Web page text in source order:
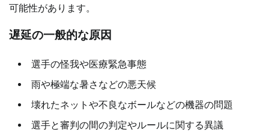
可能性があります。
遅延の一般的な原因
選手の怪我や医療緊急事態
雨や極端な暑さなどの悪天候
壊れたネットや不良なボールなどの機器の問題
選手と審判の間の判定やルールに関する異議